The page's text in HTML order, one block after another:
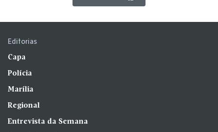
Editorias
Capa
Polícia
Marília
Regional
Entrevista da Semana